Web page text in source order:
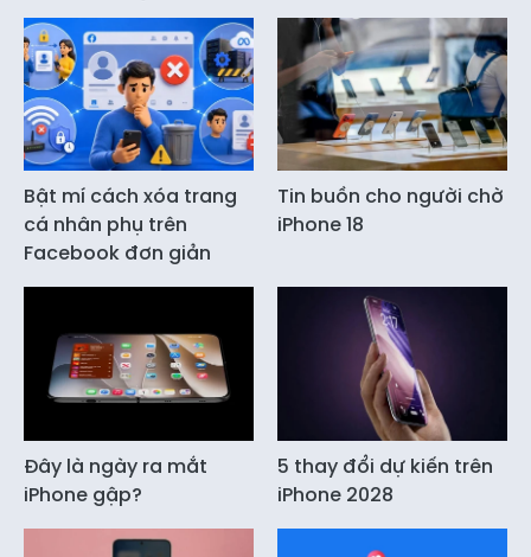
Bật mí cách xóa trang
cá nhân phụ trên
Facebook đơn giản
Tin buồn cho người chờ
iPhone 18
Đây là ngày ra mắt
iPhone gập?
5 thay đổi dự kiến trên
iPhone 2028